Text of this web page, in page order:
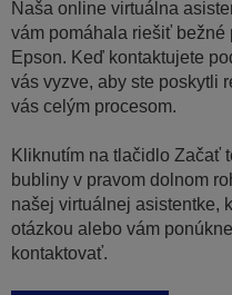
Naša online virtuálna
vám pomáhala riešiť bežné
Epson. Keď kontaktujete
vás vyzve, aby ste poskytli
vás celým procesom.
Kliknutím na tlačidlo Začať
bubliny v pravom dolnom
našej virtuálnej asistentke,
otázkou alebo vám
kontaktovať.